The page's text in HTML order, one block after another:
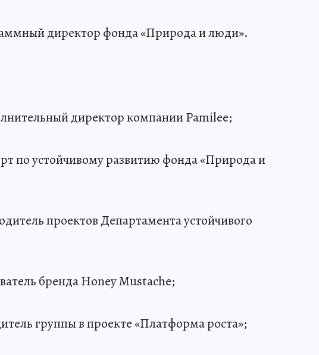
директор фонда «Природа и люди».
директор компании Pamilee;
по устойчивому развитию фонда «Природа и
проектов Департамента устойчивого
бренда Honey Mustache;
группы в проекте «Платформа роста»;